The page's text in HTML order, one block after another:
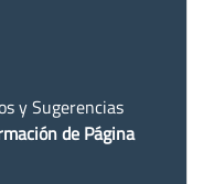
y Sugerencias
de Página